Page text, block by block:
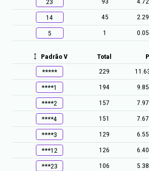
14
45 2.29
5
1 0.05
Padrão V Total
*****
229
****1
194 9.85
****2
157 7.97
****4
151 7.67
****3
129 6.55
***12
126 6.40
***23
106 5.38